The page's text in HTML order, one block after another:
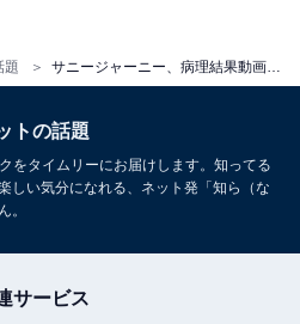
題
トの話題
をタイムリーにお届けします。知ってる
しい気分になれる、ネット発「知ら（な
。
サービス